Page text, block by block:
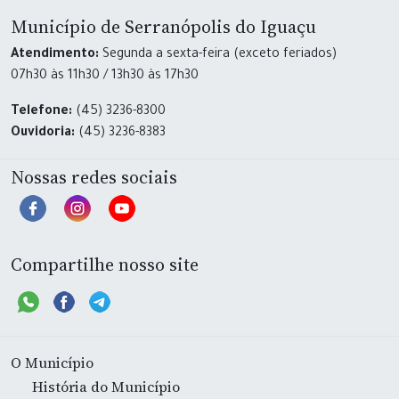
Município de Serranópolis do Iguaçu
Atendimento: Segunda a sexta-feira (exceto feriados)
07h30 às 11h30 / 13h30 às 17h30
Telefone: (45) 3236-8300
Ouvidoria: (45) 3236-8383
Nossas redes sociais
Compartilhe nosso site
O Município
História do Município